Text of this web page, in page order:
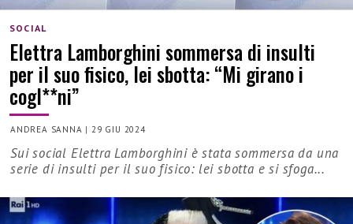
SOCIAL
Elettra Lamborghini sommersa di insulti
per il suo fisico, lei sbotta: “Mi girano i
cogl**ni”
ANDREA SANNA |29 GIU 2024
Sui social Elettra Lamborghini è stata sommersa da una
serie di insulti per il suo fisico: lei sbotta e si sfoga...